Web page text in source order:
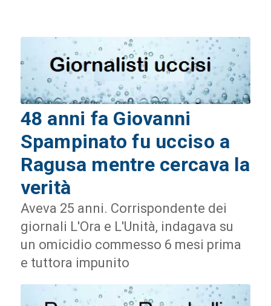
48 anni fa Giovanni
Spampinato fu ucciso a
Ragusa mentre cercava la
verità
Aveva 25 anni. Corrispondente dei
giornali L'Ora e L'Unità, indagava su
un omicidio commesso 6 mesi prima
e tuttora impunito